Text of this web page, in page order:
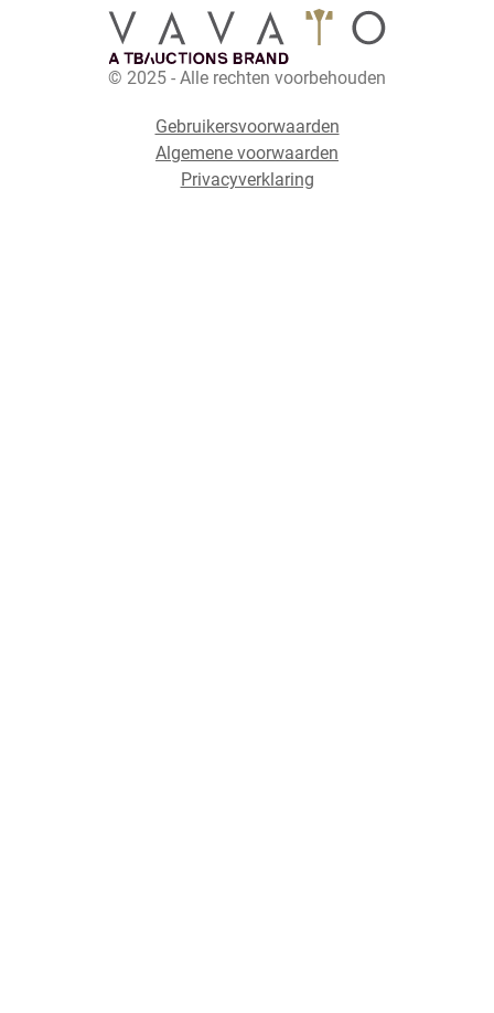
© 2025 - Alle rechten voorbehouden
Gebruikersvoorwaarden
Algemene voorwaarden
Privacyverklaring